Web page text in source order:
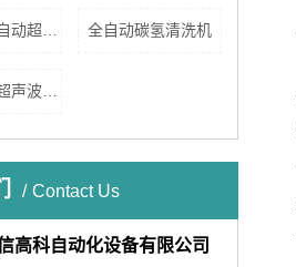
全自动碳氢清洗机
Contact Us
高科自动化设备有限公司